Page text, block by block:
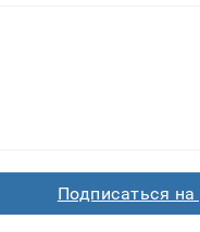
Подписаться